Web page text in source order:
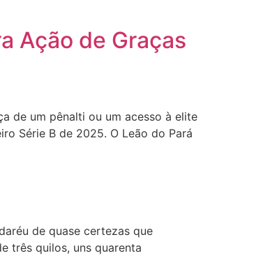
Ação de Graças
de um pênalti ou um acesso à elite
Série B de 2025. O Leão do Pará
de quase certezas que
três quilos, uns quarenta